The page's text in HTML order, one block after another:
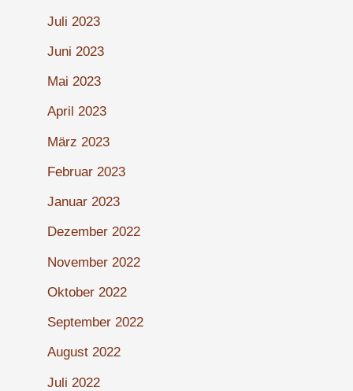
Juli 2023
Juni 2023
Mai 2023
April 2023
März 2023
Februar 2023
Januar 2023
Dezember 2022
November 2022
Oktober 2022
September 2022
August 2022
Juli 2022